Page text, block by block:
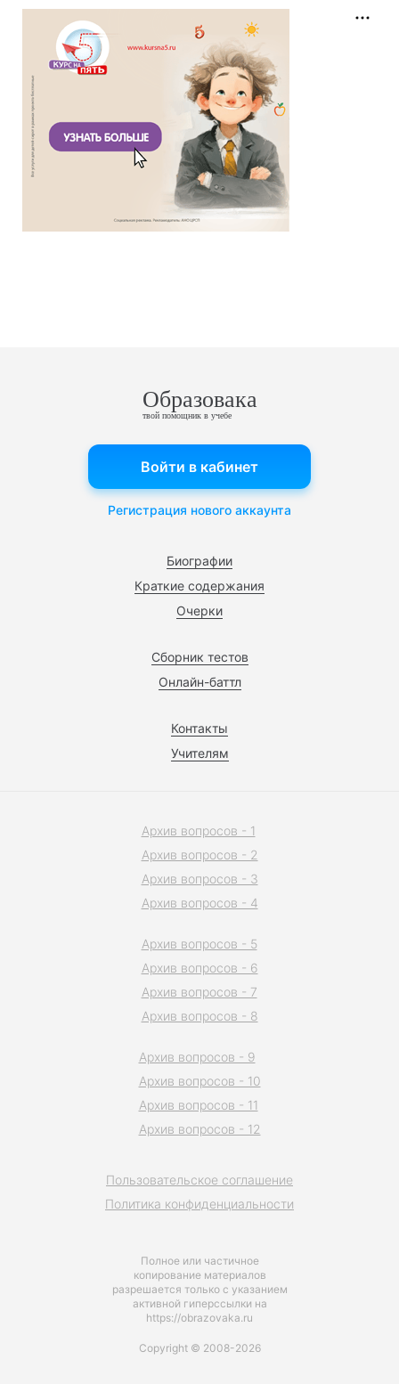
Образовака
твой помощник в учебе
Биографии
Краткие содержания
Очерки
Сборник тестов
Онлайн-баттл
Контакты
Учителям
Войти в кабинет
Регистрация нового аккаунта
Полное или частичное
копирование материалов
разрешается только с указанием
активной гиперссылки на
https://obrazovaka.ru
Пользовательское соглашение
Политика конфиденциальности
Архив вопросов - 1
Архив вопросов - 2
Архив вопросов - 3
Архив вопросов - 4
Архив вопросов - 5
Архив вопросов - 6
Архив вопросов - 7
Архив вопросов - 8
Архив вопросов - 9
Архив вопросов - 10
Архив вопросов - 11
Архив вопросов - 12
Copyright © 2008-2026